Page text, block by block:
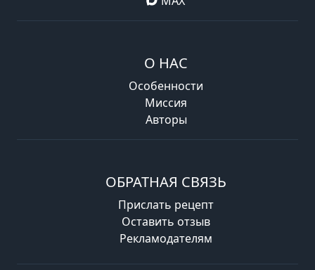
О НАС
Особенности
Миссия
Авторы
ОБРАТНАЯ СВЯЗЬ
Прислать рецепт
Оставить отзыв
Рекламодателям